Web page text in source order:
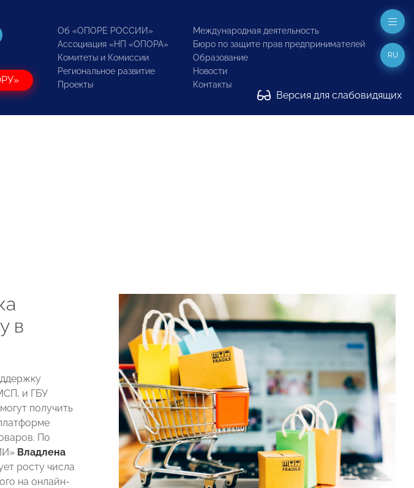
Об «ОПОРЕ РОССИИ»
Ассоциация «НП «ОПОРА»
Комитеты и Комиссии
Региональное развитие
Проекты
Международная деятельность
Бюро по защите прав предпринимателей
Образование
Новости
Контакты
Версия для слабовидящих
RU
в
и ГБУ
получить
По
Владлена
росту числа
на онлайн-